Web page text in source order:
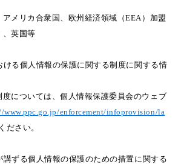
アメリカ合衆国、欧州経済領域（EEA）加盟
、英国等
ける個人情報の保護に関する制度に関する情
度については、個人情報保護委員会のウェブ
www.ppc.go.jp/enforcement/infoprovision/la
ださい。
講ずる個人情報の保護のための措置に関する